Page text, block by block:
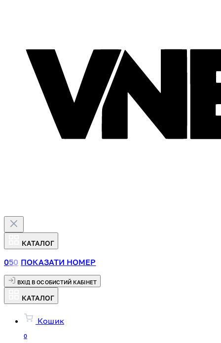
КАТАЛОГ
050 ПОКАЗАТИ НОМЕР
ВХІД В ОСОБИСТИЙ КАБІНЕТ
КАТАЛОГ
Кошик
0